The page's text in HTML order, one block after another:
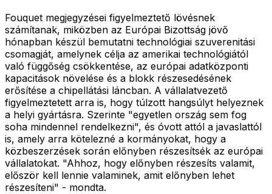
Fouquet megjegyzései figyelmeztető lövésnek
számítanak, miközben az Európai Bizottság jövő
hónapban készül bemutatni technológiai szuverenitási
csomagját, amelynek célja az amerikai technológiától
való függőség csökkentése, az európai adatközponti
kapacitások növelése és a blokk részesedésének
erősítése a chipellátási láncban. A vállalatvezető
figyelmeztetett arra is, hogy túlzott hangsúlyt helyeznek
a helyi gyártásra. Szerinte "egyetlen ország sem fog
soha mindennel rendelkezni", és óvott attól a javaslattól
is, amely arra kötelezné a kormányokat, hogy a
közbeszerzések során előnyben részesítsék az európai
vállalatokat. "Ahhoz, hogy előnyben részesíts valamit,
először kell lennie valaminek, amit előnyben lehet
részesíteni" - mondta.